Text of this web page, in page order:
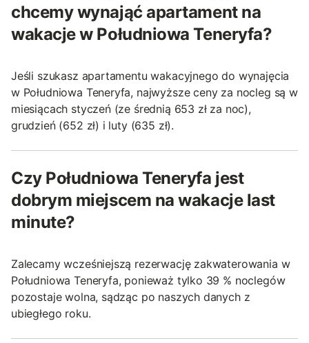
chcemy wynająć apartament na
wakacje w Południowa Teneryfa?
Jeśli szukasz apartamentu wakacyjnego do wynajęcia
w Południowa Teneryfa, najwyższe ceny za nocleg są w
miesiącach styczeń (ze średnią 653 zł za noc),
grudzień (652 zł) i luty (635 zł).
Czy Południowa Teneryfa jest
dobrym miejscem na wakacje last
minute?
Zalecamy wcześniejszą rezerwację zakwaterowania w
Południowa Teneryfa, ponieważ tylko 39 % noclegów
pozostaje wolna, sądząc po naszych danych z
ubiegłego roku.